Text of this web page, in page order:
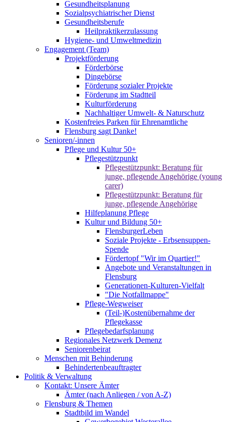
Gesundheitsplanung
Sozialpsychiatrischer Dienst
Gesundheitsberufe
Heilpraktikerzulassung
Hygiene- und Umweltmedizin
Engagement (Team)
Projektförderung
Förderbörse
Dingebörse
Förderung sozialer Projekte
Förderung im Stadtteil
Kulturförderung
Nachhaltiger Umwelt- & Naturschutz
Kostenfreies Parken für Ehrenamtliche
Flensburg sagt Danke!
Senioren/-innen
Pflege und Kultur 50+
Pflegestützpunkt
Pflegestützpunkt: Beratung für
junge, pflegende Angehörige (young
carer)
Pflegestützpunkt: Beratung für
junge, pflegende Angehörige
Hilfeplanung Pflege
Kultur und Bildung 50+
FlensburgerLeben
Soziale Projekte - Erbsensuppen-
Spende
Fördertopf "Wir im Quartier!"
Angebote und Veranstaltungen in
Flensburg
Generationen-Kulturen-Vielfalt
"Die Notfallmappe"
Pflege-Wegweiser
(Teil-)Kostenübernahme der
Pflegekasse
Pflegebedarfsplanung
Regionales Netzwerk Demenz
Seniorenbeirat
Menschen mit Behinderung
Behindertenbeauftragter
Politik & Verwaltung
Kontakt: Unsere Ämter
Ämter (nach Anliegen / von A-Z)
Flensburg & Themen
Stadtbild im Wandel